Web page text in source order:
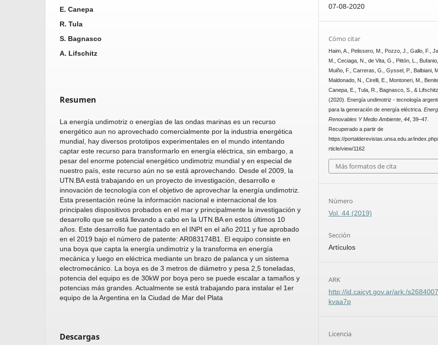
E. Canepa
R. Tula
S. Bagnasco
A. Lifschitz
Resumen
La energía undimotriz o energías de las ondas marinas es un recurso
energético aun no aprovechado comercialmente por la industria energética
mundial, hay diversos prototipos experimentales en el mundo intentando
captar este recurso para transformarlo en energía eléctrica, sin embargo, a
pesar del enorme potencial energético undimotriz mundial y en especial de
nuestro país, este recurso aún no se está aprovechando. Desde el 2009, la
UTN.BA está trabajando en un proyecto de investigación, desarrollo e
innovación de tecnología con el objetivo de aprovechar la energía undimotriz.
Esta presentación reúne la información nacional e internacional de los
principales dispositivos probados en el mar y principalmente la investigación y
desarrollo que se está llevando a cabo en la UTN.BA en estos últimos 10
años. Este desarrollo fue patentado en el INPI en el año 2011 y fue aprobado
en el 2019 bajo el número de patente: AR083174B1. El equipo consiste en
una boya que capta la energía undimotriz y la transforma en energía
mecánica y luego en eléctrica mediante un brazo de palanca y un sistema
electromecánico. La boya es de 3 metros de diámetro y pesa 2,5 toneladas,
potencia del equipo es de 30kW por boya pero se puede escalar a tamaños y
potencias más grandes. Actualmente se está trabajando para instalar el 1er
equipo de la Argentina en la Ciudad de Mar del Plata
Descargas
07-08-2020
Cómo citar
Haim, A., Pelissero, M., Pozzo, J., Gallo, F.,
M., Ceciaga, N., de Vita, G., Pittón, L.,
Muiño, F., Carreras, G., Gyssel, P., Balbiani,
Maldonado, N., Cirelli, E., Montoneri, M.,
Canepa, E., Tula, R., Bagnasco, S., &
(2020). Energía undimotriz - tecnología
para la generación de energía eléctrica.
Renovables Y Medio Ambiente,44, 39–47.
Recuperado a partir de
https://portalderevistas.unsa.edu.ar/
rticle/view/1162
Más formatos de cita
Número
Vol. 44 (2019)
Sección
Artículos
ARK
http://id.caicyt.gov.ar/ark:/
kvaa7p
Licencia